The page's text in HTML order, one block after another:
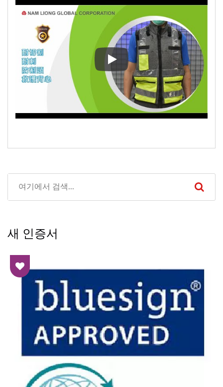
타이난 구조대는 NamLiong
새 인증서